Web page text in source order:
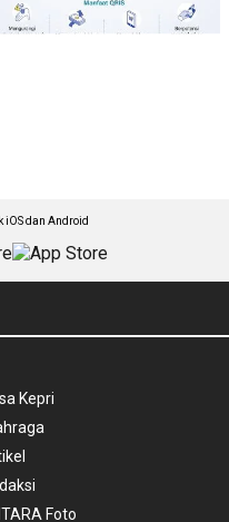
iOS dan Android
Kepri
Foto